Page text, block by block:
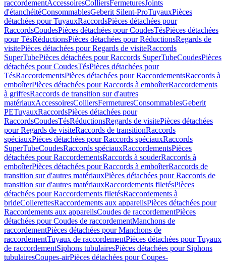
raccordementAccessoiresColliersFermeturesJoints
d'étanchéitéConsommablesGeberit Silent-ProTuyauxPièces
détachées pour TuyauxRaccordsPièces détachées pour
RaccordsCoudesPièces détachées pour CoudesTésPièces détachées
pour TésRéductionsPièces détachées pour RéductionsRegards de
visitePièces détachées pour Regards de visiteRaccords
SuperTubePièces détachées pour Raccords SuperTubeCoudesPièces
détachées pour CoudesTésPièces détachées pour
TésRaccordementsPièces détachées pour RaccordementsRaccords à
emboîterPièces détachées pour Raccords à emboîterRaccordements
à griffesRaccords de transition sur d'autres
matériauxAccessoiresColliersFermeturesConsommablesGeberit
PETuyauxRaccordsPièces détachées pour
RaccordsCoudesTésRéductionsRegards de visitePièces détachées
pour Regards de visiteRaccords de transitionRaccords
spéciauxPièces détachées pour Raccords spéciauxRaccords
SuperTubeCoudesRaccords spéciauxRaccordementsPièces
détachées pour RaccordementsRaccords à souderRaccords à
emboîterPièces détachées pour Raccords à emboîterRaccords de
transition sur d'autres matériauxPièces détachées pour Raccords de
transition sur d'autres matériauxRaccordements filetésPièces
détachées pour Raccordements filetésRaccordements à
brideCollerettesRaccordements aux appareilsPièces détachées pour
Raccordements aux appareilsCoudes de raccordementPièces
détachées pour Coudes de raccordementManchons de
raccordementPièces détachées pour Manchons de
raccordementTuyaux de raccordementPièces détachées pour Tuyaux
de raccordementSiphons tubulairesPièces détachées pour Siphons
tubulairesCoupes-airPièces détachées pour Coupes-